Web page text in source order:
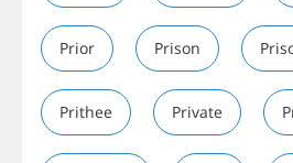
Prior Prison
Prithee Private